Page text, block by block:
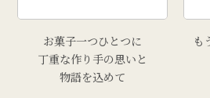
お菓子一つひとつに
丁重な作り手の思いと
物語を込めて
も